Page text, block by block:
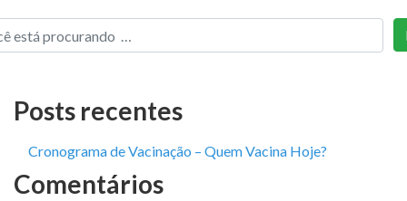
Posts recentes
Cronograma de Vacinação – Quem Vacina Hoje?
Comentários